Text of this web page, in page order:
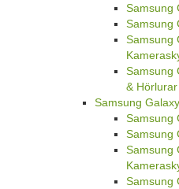
Samsung
Samsung
Samsung
Samsung
& Hörlurar
Samsung
Samsung
Samsung
Samsung
Samsung